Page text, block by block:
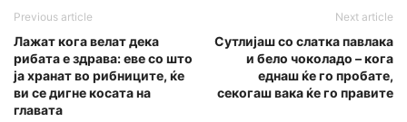
Previous article
Лажат кога велат дека
рибата е здрава: еве со што
ја хранат во рибниците, ќе
ви се дигне косата на
главата
Next article
Сутлијаш со слатка павлака
и бело чоколадо – кога
еднаш ќе го пробате,
секогаш вака ќе го правите